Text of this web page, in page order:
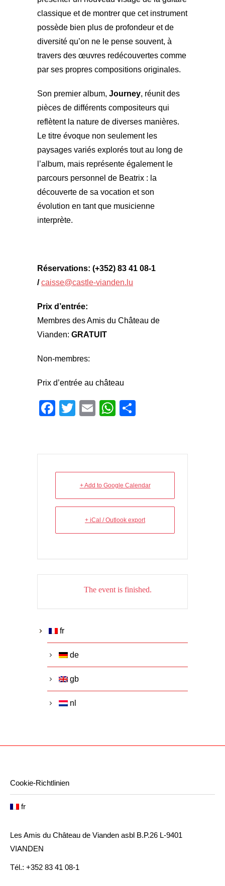
classique et de montrer que cet instrument
possède bien plus de profondeur et de
diversité qu’on ne le pense souvent, à
travers des œuvres redécouvertes comme
par ses propres compositions originales.
Son premier album, Journey, réunit des
pièces de différents compositeurs qui
reflètent la nature de diverses manières.
Le titre évoque non seulement les
paysages variés explorés tout au long de
l’album, mais représente également le
parcours personnel de Beatrix : la
découverte de sa vocation et son
évolution en tant que musicienne
interprète.
Réservations: (+352) 83 41 08-1
/caisse@castle-vianden.lu
Prix d’entrée:
Membres des Amis du Château de
Vianden: GRATUIT
Non-membres:
Prix d’entrée au château
Facebook
Twitter
EmailWhatsApp
+ Add to Google Calendar
+ iCal / Outlook export
The event is finished.
fr
de
gb
nl
Cookie-Richtlinien
fr
Les Amis du Château de Vianden asbl B.P.26 L-9401
VIANDEN
Tél.: +352 83 41 08-1